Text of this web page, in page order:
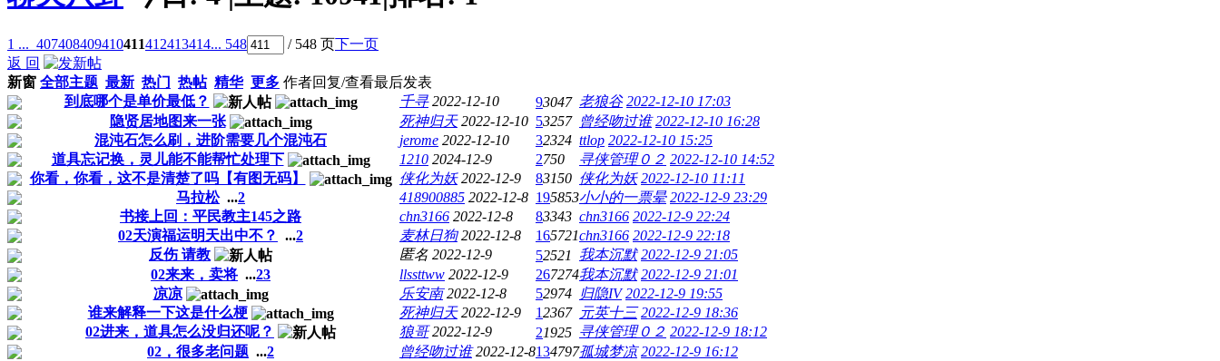
1 ... 407408409410411412413414... 548 / 548 页下一页
返 回
新窗 全部主题 最新 热门 热帖 精华 更多 作者回复/查看最后发表
到底哪个是单价最低？
千寻 2022-12-10 93047 老狼谷 2022-12-10 17:03
隐贤居地图来一张
死神归天 2022-12-10 53257 曾经吻过谁 2022-12-10 16:28
混沌石怎么刷，进阶需要几个混沌石
jerome 2022-12-10 32324 ttlop 2022-12-10 15:25
道具忘记换，灵儿能不能帮忙处理下
1210 2024-12-9 2750 寻侠管理０２ 2022-12-10 14:52
你看，你看，这不是清楚了吗【有图无码】
侠化为妖 2022-12-9 83150 侠化为妖 2022-12-10 11:11
马拉松 ...2 418900885 2022-12-8 195853小小的一票晕 2022-12-9 23:29
书接上回：平民教主145之路
chn3166 2022-12-8 83343 chn3166 2022-12-9 22:24
02天演福运明天出中不？
...2 麦林日狗 2022-12-8 165721chn3166 2022-12-9 22:18
反伤 请教
匿名 2022-12-9 52521 我本沉默 2022-12-9 21:05
02来来，卖将 ...23 llssttww 2022-12-9 267274我本沉默 2022-12-9 21:01
凉凉
乐安南 2022-12-8 52974 归隐IV 2022-12-9 19:55
谁来解释一下这是什么梗
死神归天 2022-12-9 12367 元英十三 2022-12-9 18:36
02进来，道具怎么没归还呢？
狼哥 2022-12-9 21925 寻侠管理０２ 2022-12-9 18:12
02，很多老问题 ...2 曾经吻过谁 2022-12-8134797孤城梦凉 2022-12-9 16:12